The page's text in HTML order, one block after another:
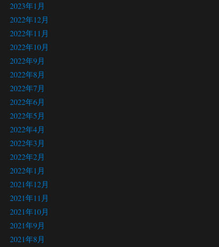
2023年1月
2022年12月
2022年11月
2022年10月
2022年9月
2022年8月
2022年7月
2022年6月
2022年5月
2022年4月
2022年3月
2022年2月
2022年1月
2021年12月
2021年11月
2021年10月
2021年9月
2021年8月